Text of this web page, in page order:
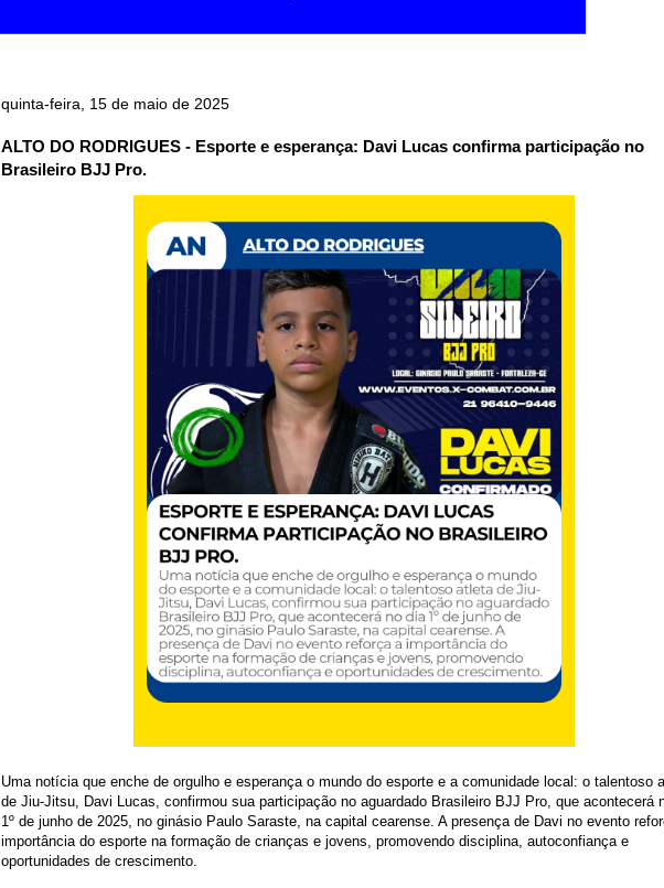
quinta-feira, 15 de maio de 2025
ALTO DO RODRIGUES - Esporte e esperança: Davi Lucas confirma participação no
Brasileiro BJJ Pro.
Uma notícia que enche de orgulho e esperança o mundo do esporte e a comunidade local: o talentoso
de Jiu-Jitsu, Davi Lucas, confirmou sua participação no aguardado Brasileiro BJJ Pro, que acontecerá
1º de junho de 2025, no ginásio Paulo Saraste, na capital cearense. A presença de Davi no evento
importância do esporte na formação de crianças e jovens, promovendo disciplina, autoconfiança e
oportunidades de crescimento.